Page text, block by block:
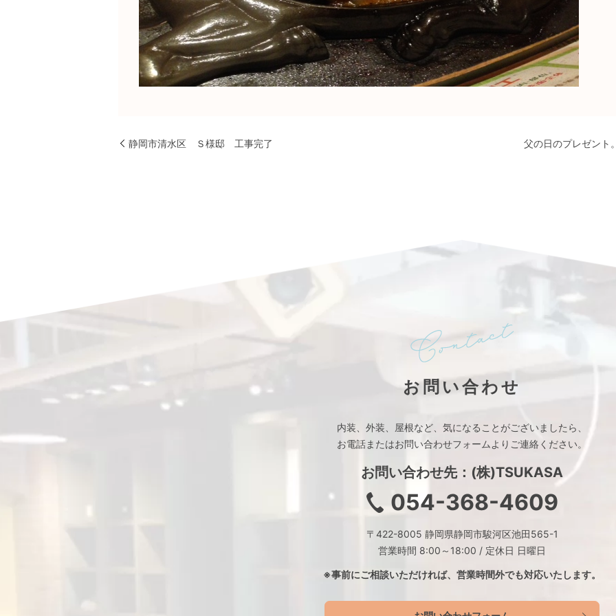
静岡市清水区 Ｓ様邸 工事完了 父の日のプレゼント
お問い合わせ
内装、外装、屋根など、 気になることがございましたら、
お電話またはお問い合わせフォームより ご連絡ください。
お問い合わせ先：(株)TSUKASA
054-368-4609
〒422-8005 静岡県静岡市駿河区池田565-1
営業時間 8:00～18:00 / 定休日 日曜日
※事前にご相談いただければ、 営業時間外でも対応いたします。